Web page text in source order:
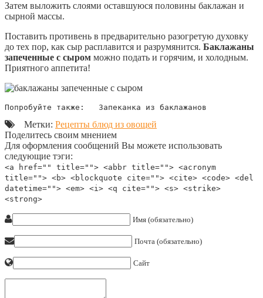
Затем выложить слоями оставшуюся половины баклажан и
сырной массы.
Поставить противень в предварительно разогретую духовку
до тех пор, как сыр расплавится и разрумянится. Баклажаны
запеченные с сыром можно подать и горячим, и холодным.
Приятного аппетита!
Попробуйте также:   Запеканка из баклажанов
Метки: Рецепты блюд из овощей
Поделитесь своим мнением
Для оформления сообщений Вы можете использовать
следующие тэги:
<a href="" title=""> <abbr title=""> <acronym
title=""> <b> <blockquote cite=""> <cite> <code> <del
datetime=""> <em> <i> <q cite=""> <s> <strike>
<strong>
Имя (обязательно)
Почта (обязательно)
Сайт